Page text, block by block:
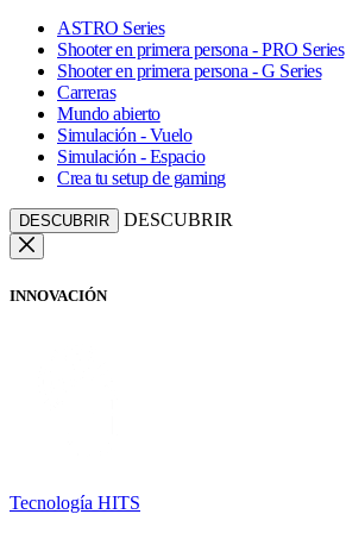
ASTRO Series
Shooter en primera persona - PRO Series
Shooter en primera persona - G Series
Carreras
Mundo abierto
Simulación - Vuelo
Simulación - Espacio
Crea tu setup de gaming
DESCUBRIR DESCUBRIR
INNOVACIÓN
Tecnología HITS